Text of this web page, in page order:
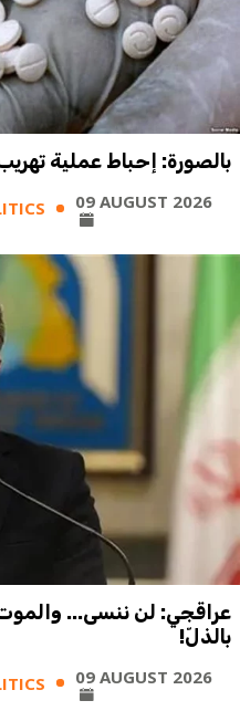
بالصورة: إحباط عملية
09 AUGUST 2026
عراقجي: لن ننسى...
بالذلّ!
09 AUGUST 2026